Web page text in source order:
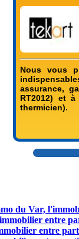
Nous vous
assurance,
RT2012) et
thermicien).
du Var,
entre
entre